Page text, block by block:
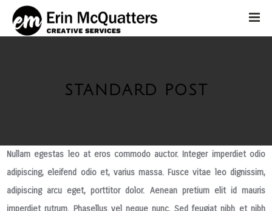
STANDARD POST
Nullam egestas leo at eros commodo auctor. Integer imperdiet odio
adipiscing, eleifend odio et, varius massa. Fusce vitae leo dignissim,
adipiscing arcu eget, porttitor dolor. Aenean pretium elit id mauris
imperdiet rutrum. Phasellus vel neque nunc. Sed feugiat nibh et nibh